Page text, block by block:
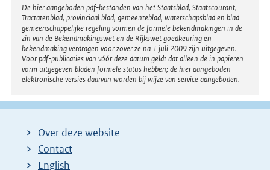
Disclaimer
De hier aangeboden pdf-bestanden van het Staatsblad, Staatscourant,
Tractatenblad, provinciaal blad, gemeenteblad, waterschapsblad en blad
gemeenschappelijke regeling vormen de formele bekendmakingen in de
zin van de Bekendmakingswet en de Rijkswet goedkeuring en
bekendmaking verdragen voor zover ze na 1 juli 2009 zijn uitgegeven.
Voor pdf-publicaties van vóór deze datum geldt dat alleen de in papieren
vorm uitgegeven bladen formele status hebben; de hier aangeboden
elektronische versies daarvan worden bij wijze van service aangeboden.
Over deze website
Contact
English